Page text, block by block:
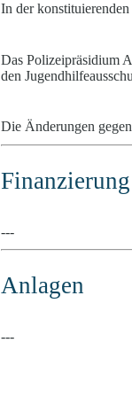
In der
Das Polizeipräsidium
den
Die Änderungen
---
Anlagen
---